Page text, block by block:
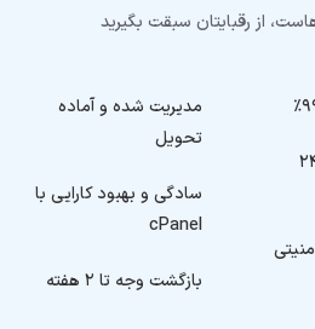
از رقبایتان سبقت بگیرید
مدیریت شده و آماده
تحویل
سادگی و بهبود کارایی با
cPanel
بازگشت وجه تا ۲ هفته